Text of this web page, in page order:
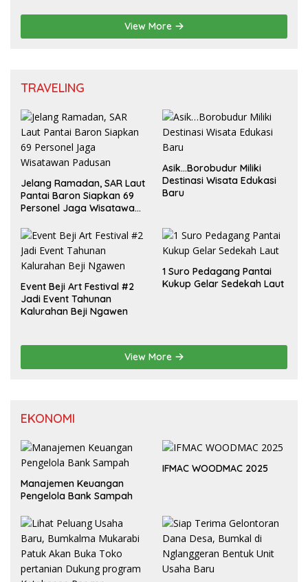
View More
TRAVELING
Jelang Ramadan, SAR Laut
Pantai Baron Siapkan 69
Personel Jaga Wisatawan
Asik…Borobudur Miliki
Destinasi Wisata Edukasi
Baru
Event Beji Art Festival #2
Jadi Event Tahunan
Kalurahan Beji Ngawen
1 Suro Pedagang Pantai
Kukup Gelar Sedekah Laut
View More
EKONOMI
Manajemen Keuangan
Pengelola Bank Sampah
IFMAC WOODMAC 2025